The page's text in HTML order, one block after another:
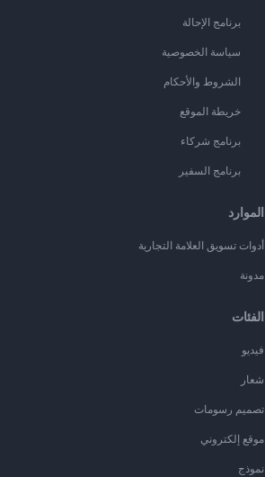
برنامج الإحالة
سياسة الخصوصية
الشروط والأحكام
خريطة الموقع
برنامج شركاء
برنامج السفير
الموارد
أدوات تسويق العلامة التجارية
مدونة
الفئات
فيديو
شعار
تصميم رسومات
موقع إلكتروني
نموذج